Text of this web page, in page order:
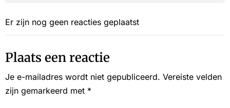
Er zijn nog geen reacties geplaatst
Plaats een reactie
Je e-mailadres wordt niet gepubliceerd. Vereiste velden
zijn gemarkeerd met *